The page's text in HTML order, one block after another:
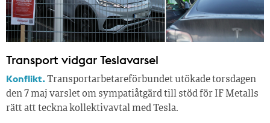
Transport vidgar Teslavarsel
Konflikt.Transportarbetareförbundet utökade torsdagen
den 7 maj varslet om sympatiåtgärd till stöd för IF Metalls
rätt att teckna kollektivavtal med Tesla.